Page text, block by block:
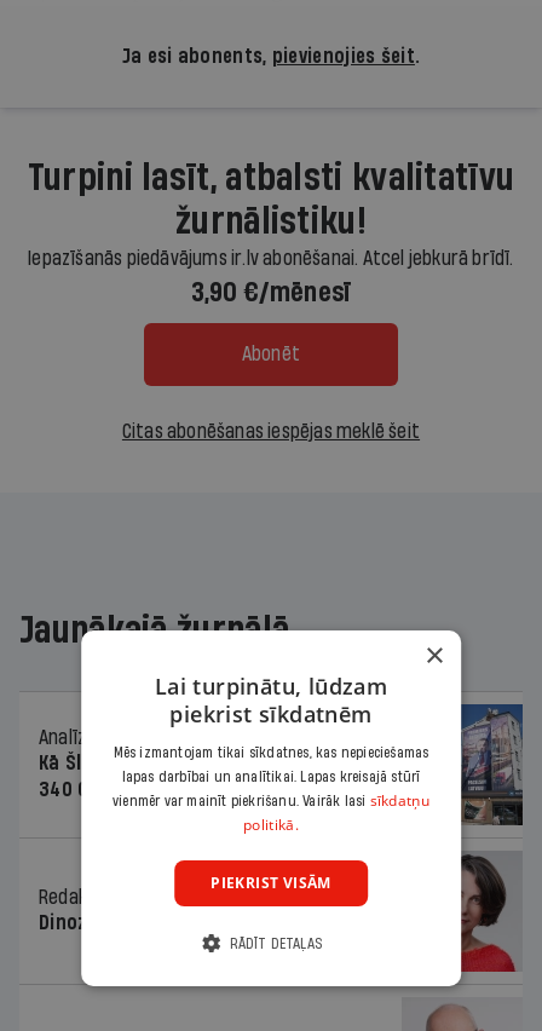
Ja esi abonents, pievienojies šeit.
Turpini lasīt, atbalsti kvalitatīvu
žurnālistiku!
Iepazīšanās piedāvājums ir.lv abonēšanai. Atcel jebkurā brīdī.
3,90 €/mēnesī
Abonēt
Citas abonēšanas iespējas meklē šeit
Jaunākajā žurnālā
Analīze
Kā Šlesera partija palika nesodīta par
340 000 vērtu reklāmas kampaņu
Redaktores sleja
Dinozaura triks
×
Lai turpinātu, lūdzam
piekrist sīkdatnēm
Mēs izmantojam tikai sīkdatnes, kas nepieciešamas
lapas darbībai un analītikai. Lapas kreisajā stūrī
vienmēr var mainīt piekrišanu. Vairāk lasi sīkdatņu
politikā.
PIEKRIST VISĀM
RĀDĪT DETAĻAS